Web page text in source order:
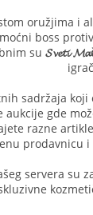
oružjima i
boss
su 𝓢𝓿𝓮𝓽𝓲
sadržaja
gde
razne
prodavnicu
servera su